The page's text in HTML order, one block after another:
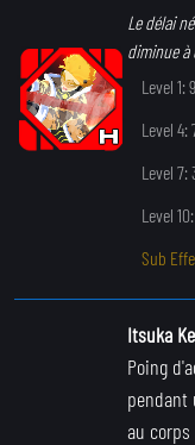
Le délai
diminue à
Level 1:
Level 4:
Level 7:
Level
Sub
Itsuka
Poing
pendant
au